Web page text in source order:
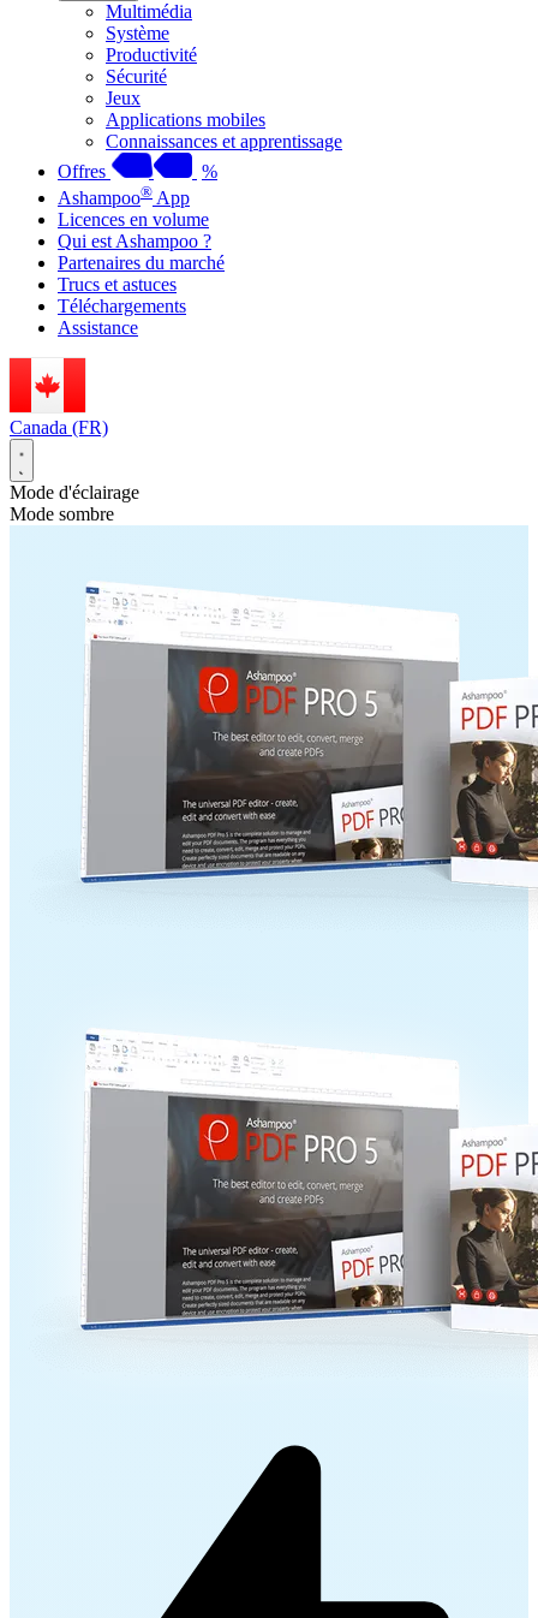
Multimédia
Système
Productivité
Sécurité
Jeux
Applications mobiles
Connaissances et apprentissage
Offres
%
Ashampoo® App
Licences en volume
Qui est Ashampoo ?
Partenaires du marché
Trucs et astuces
Téléchargements
Assistance
Canada (FR)
Mode d'éclairage
Mode sombre